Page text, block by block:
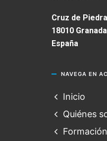
Cruz de
18010 Granada
España
NAVEGA EN
Inicio
Quiénes
Formación